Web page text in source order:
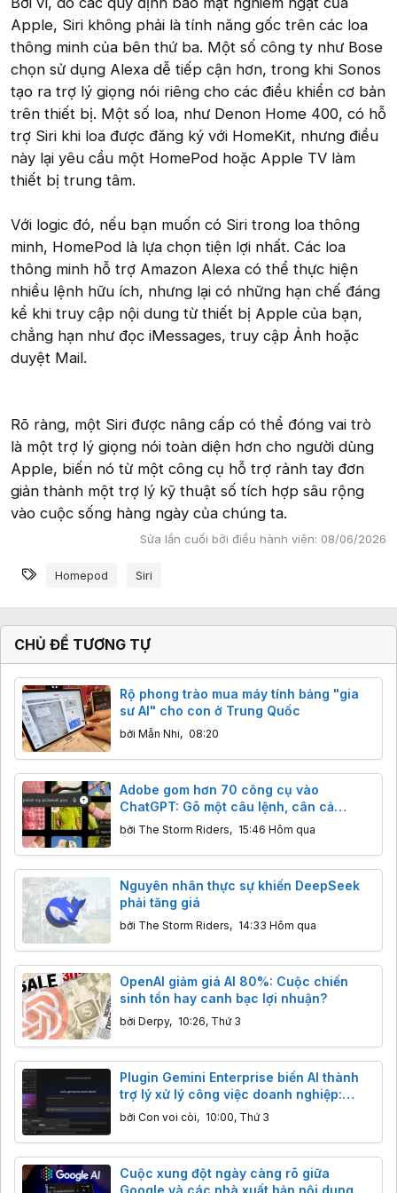
Apple, Siri không phải là tính năng gốc trên các loa
thông minh của bên thứ ba. Một số công ty như Bose
chọn sử dụng Alexa dễ tiếp cận hơn, trong khi Sonos
tạo ra trợ lý giọng nói riêng cho các điều khiển cơ bản
trên thiết bị. Một số loa, như Denon Home 400, có hỗ
trợ Siri khi loa được đăng ký với HomeKit, nhưng điều
này lại yêu cầu một HomePod hoặc Apple TV làm
thiết bị trung tâm.
Với logic đó, nếu bạn muốn có Siri trong loa thông
minh, HomePod là lựa chọn tiện lợi nhất. Các loa
thông minh hỗ trợ Amazon Alexa có thể thực hiện
nhiều lệnh hữu ích, nhưng lại có những hạn chế đáng
kể khi truy cập nội dung từ thiết bị Apple của bạn,
chẳng hạn như đọc iMessages, truy cập Ảnh hoặc
duyệt Mail.
Rõ ràng, một Siri được nâng cấp có thể đóng vai trò
là một trợ lý giọng nói toàn diện hơn cho người dùng
Apple, biến nó từ một công cụ hỗ trợ rảnh tay đơn
giản thành một trợ lý kỹ thuật số tích hợp sâu rộng
vào cuộc sống hàng ngày của chúng ta.
Sửa lần cuối bởi điều hành viên: 08/06/2026
Từ khóa
Homepod Siri
CHỦ ĐỀ TƯƠNG TỰ
Rộ phong trào mua máy tính bảng "gia
sư AI" cho con ở Trung Quốc
bởi Mẫn Nhi, 08:20
Adobe gom hơn 70 công cụ vào
ChatGPT: Gõ một câu lệnh, cân cả
Photoshop lẫn Premiere
bởi The Storm Riders, 15:46 Hôm qua
Nguyên nhân thực sự khiến DeepSeek
phải tăng giá
bởi The Storm Riders, 14:33 Hôm qua
OpenAI giảm giá AI 80%: Cuộc chiến
sinh tồn hay canh bạc lợi nhuận?
bởi Derpy, 10:26, Thứ 3
Plugin Gemini Enterprise biến AI thành
trợ lý xử lý công việc doanh nghiệp:
Thông tin bạn cần biết
bởi Con voi còi, 10:00, Thứ 3
Cuộc xung đột ngày càng rõ giữa
Google và các nhà xuất bản nội dung